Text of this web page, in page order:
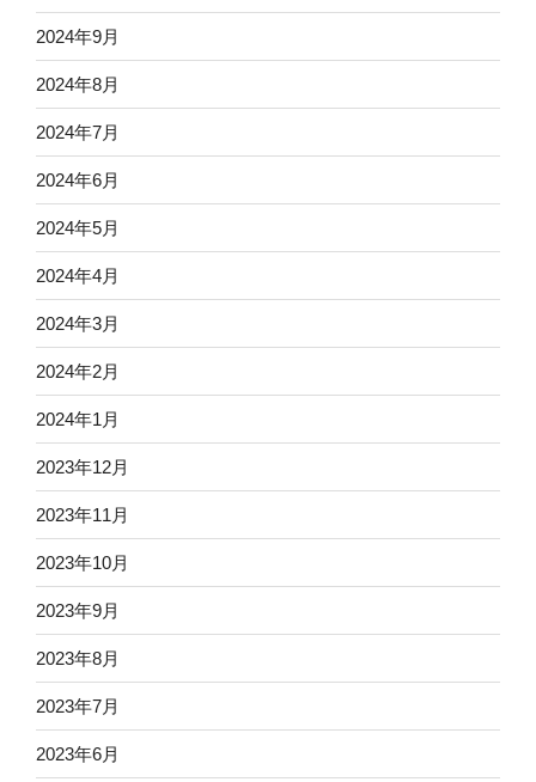
2024年9月
2024年8月
2024年7月
2024年6月
2024年5月
2024年4月
2024年3月
2024年2月
2024年1月
2023年12月
2023年11月
2023年10月
2023年9月
2023年8月
2023年7月
2023年6月